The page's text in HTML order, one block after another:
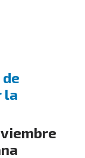
de
la